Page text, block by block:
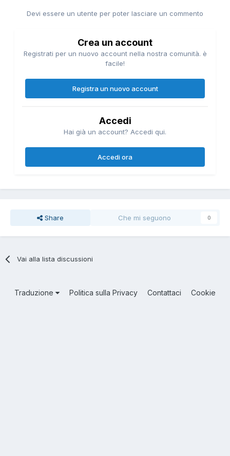
Devi essere un utente per poter lasciare un commento
Crea un account
Registrati per un nuovo account nella nostra comunità. è
facile!
Registra un nuovo account
Accedi
Hai già un account? Accedi qui.
Accedi ora
Share Che mi seguono 0
Vai alla lista discussioni
Traduzione Politica sulla Privacy Contattaci Cookie